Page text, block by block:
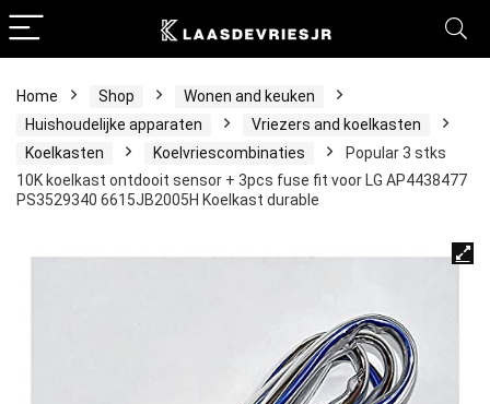
Home Shop
Wonen and keuken
Huishoudelijke apparaten
Vriezers and koelkasten
Koelkasten
Koelvriescombinaties
Popular 3 stks
10K koelkast ontdooit sensor + 3pcs fuse fit voor LG AP4438477
PS3529340 6615JB2005H Koelkast durable